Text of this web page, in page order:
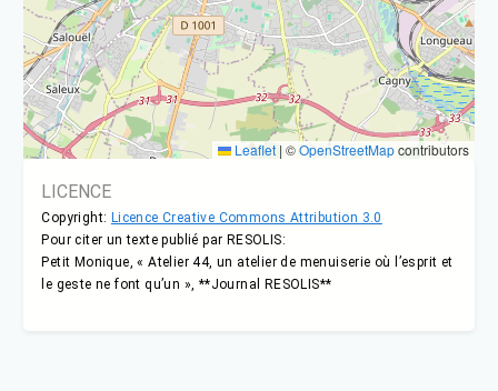
Leaflet | ©OpenStreetMapcontributors
LICENCE
Copyright: Licence Creative Commons Attribution 3.0
Pour citer un texte publié par RESOLIS:
Petit Monique, « Atelier 44, un atelier de menuiserie où l’esprit et
le geste ne font qu’un », **Journal RESOLIS**